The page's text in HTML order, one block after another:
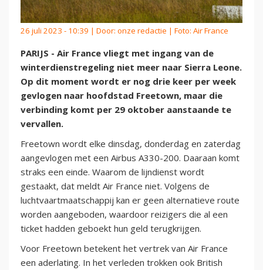
26 juli 2023 - 10:39 | Door: onze redactie | Foto: Air France
PARIJS - Air France vliegt met ingang van de
winterdienstregeling niet meer naar Sierra Leone.
Op dit moment wordt er nog drie keer per week
gevlogen naar hoofdstad Freetown, maar die
verbinding komt per 29 oktober aanstaande te
vervallen.
Freetown wordt elke dinsdag, donderdag en zaterdag
aangevlogen met een Airbus A330-200. Daaraan komt
straks een einde. Waarom de lijndienst wordt
gestaakt, dat meldt Air France niet. Volgens de
luchtvaartmaatschappij kan er geen alternatieve route
worden aangeboden, waardoor reizigers die al een
ticket hadden geboekt hun geld terugkrijgen.
Voor Freetown betekent het vertrek van Air France
een aderlating. In het verleden trokken ook British